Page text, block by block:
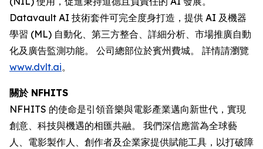
Datavault AI 技術套件可完全度身打造，提供 AI 及機器
學習 (ML) 自動化、第三方整合、詳細分析、市場推廣自動
化及廣告監測功能。 公司總部位於賓州費城。 詳情請瀏覽
www.dvlt.ai。
關於 NFHITS
NFHITS 的使命是引領音樂與電影產業邁向新世代，實現
創意、科技與機遇的相匯共融。 我們深信應當為全球藝
人、電影製作人、創作者及企業家提供賦能工具，以打破障